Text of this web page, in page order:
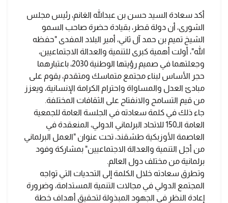
أكد سعادة السيد حسن بن عبدالله الغانم، رئيس مجلس
الشورى، أن دولة قطر، بقيادة حضرة صاحب السمو
الشيخ تميم بن حمد آل ثاني، أمير البلاد المفدى "حفظه
الله"، أولت أهمية كبرى للتنمية والعدالة الاجتماعيين،
وجعلتهما في صميم رؤيتها الوطنية 2030، باعتبارهما
حجر الأساس لبناء مجتمع متماسك ومتقدم، يقوم على
مبادئ العدل والمساواة واحترام الكرامة الإنسانية، ويعزز
من قيم التسامح والانفتاح على الثقافات المختلفة.
جاء ذلك في كلمة سعادته في الجلسة العامة للجمعية
العامة الـ150 للاتحاد البرلماني الدولي، المنعقدة في
العاصمة الأوزبكية طشقند، تحت عنوان "العمل البرلماني
من أجل التنمية والعدالة الاجتماعيين" بمشاركة وفود
برلمانية من مختلف دول العالم.
وتطرق سعادته خلال الكلمة إلى التحديات التي تواجه
المجتمع الدولي في مجالات التنمية المستدامة، وضرورة
إعادة النظر في الجهود المبذولة لتحقيق أهداف خطة